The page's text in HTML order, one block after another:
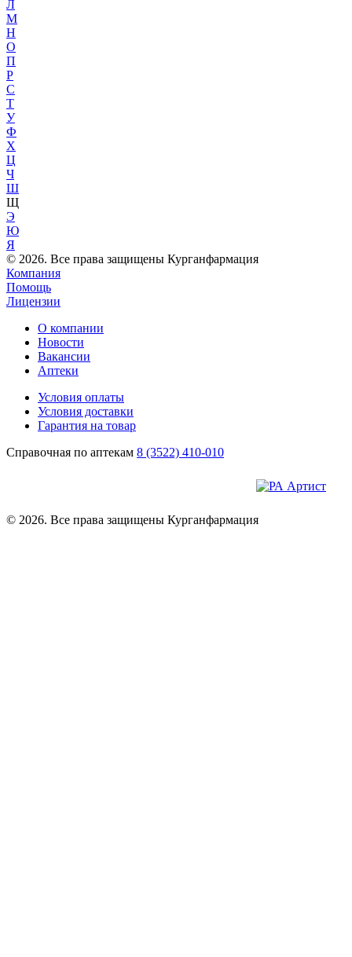
Л
М
Н
О
П
Р
С
Т
У
Ф
Х
Ц
Ч
Ш
Щ
Э
Ю
Я
© 2026. Все права защищены Курганфармация
Компания
Помощь
Лицензии
О компании
Новости
Вакансии
Аптеки
Условия оплаты
Условия доставки
Гарантия на товар
Справочная по аптекам 8 (3522) 410-010
© 2026. Все права защищены Курганфармация